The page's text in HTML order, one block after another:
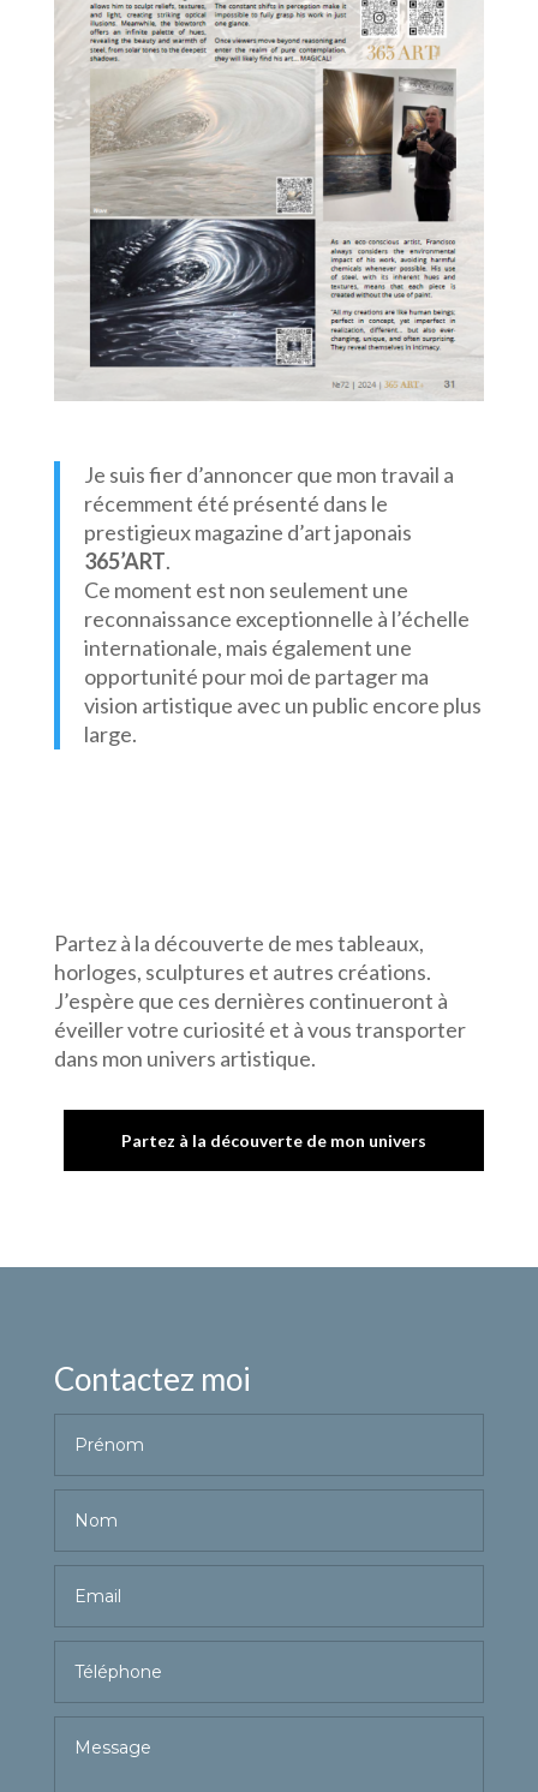
Je suis fier d’annoncer que mon travail a
récemment été présenté dans le
prestigieux magazine d’art japonais
365’ART.
Ce moment est non seulement une
reconnaissance exceptionnelle à l’échelle
internationale, mais également une
opportunité pour moi de partager ma
vision artistique avec un public encore plus
large.
Partez à la découverte de mes tableaux,
horloges, sculptures et autres créations.
J’espère que ces dernières continueront à
éveiller votre curiosité et à vous transporter
dans mon univers artistique.
Partez à la découverte de mon univers
Contactez moi